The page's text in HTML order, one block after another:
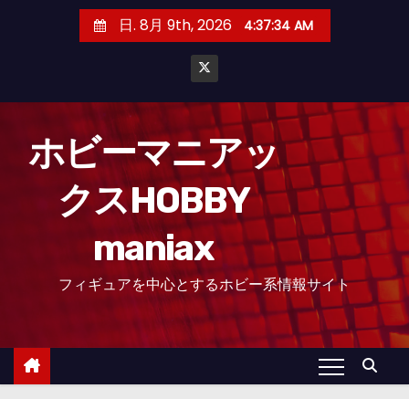
日. 8月 9th, 2026 4:37:34 AM
ホビーマニアッ
クスHOBBY
maniax
フィギュアを中心とするホビー系情報サイト